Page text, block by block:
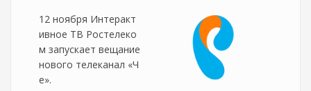
12 ноября Интеракт
ивное ТВ Ростелеко
м запускает вещание
нового телеканал «Ч
е».